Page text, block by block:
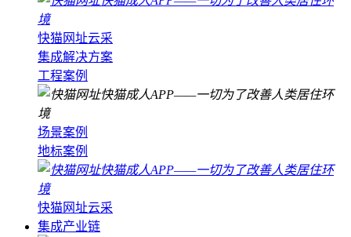
快猫网址云采
集成解决方案
工程案例
场景案例
地标案例
快猫网址云采
集成产业链